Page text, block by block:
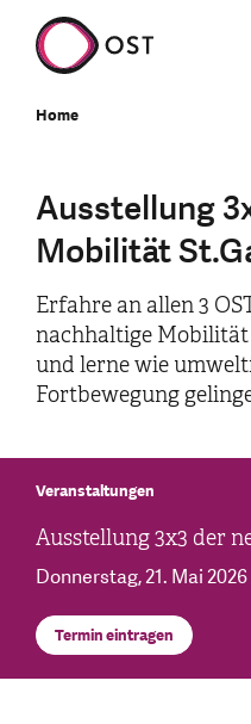
Home
Ausstellung
Mobilität
Erfahre an allen 3
nachhaltige
und lerne wie
Fortbewegung
Veranstaltungen
Ausstellung 3x3 der
Donnerstag, 21. Mai 2026
Termin eintragen